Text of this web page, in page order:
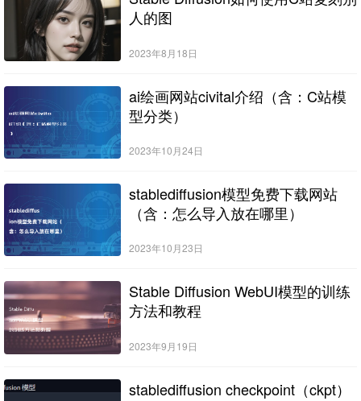
人的图
2023年8月18日
ai绘画网站civital介绍（含：C站模
型分类）
2023年10月24日
stablediffusion模型免费下载网站
（含：怎么导入放在哪里）
2023年10月23日
Stable Diffusion WebUI模型的训练
方法和教程
2023年9月19日
stablediffusion checkpoint（ckpt）